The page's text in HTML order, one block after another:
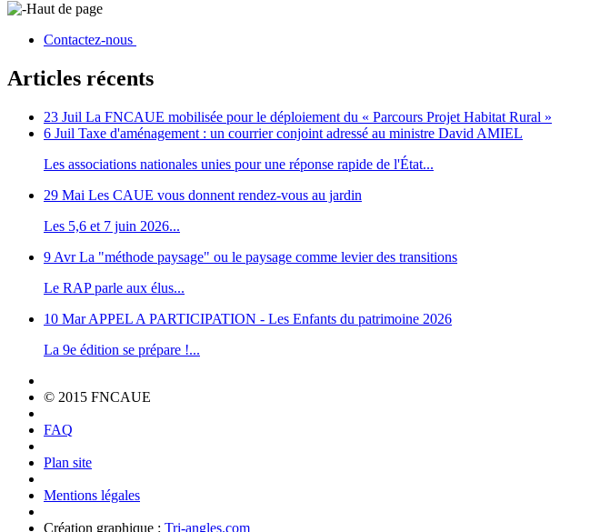
Haut de page
Contactez-nous
Articles récents
23 Juil La FNCAUE mobilisée pour le déploiement du « Parcours Projet Habitat Rural »
6 Juil Taxe d'aménagement : un courrier conjoint adressé au ministre David AMIEL
Les associations nationales unies pour une réponse rapide de l'État...
29 Mai Les CAUE vous donnent rendez-vous au jardin
Les 5,6 et 7 juin 2026...
9 Avr La "méthode paysage" ou le paysage comme levier des transitions
Le RAP parle aux élus...
10 Mar APPEL A PARTICIPATION - Les Enfants du patrimoine 2026
La 9e édition se prépare !...
© 2015 FNCAUE
FAQ
Plan site
Mentions légales
Création graphique : Tri-angles.com